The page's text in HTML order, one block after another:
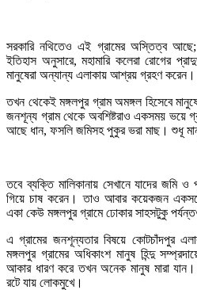
সরকারি নথিতেও এই গ্রামের অস্তিত্ব
ইতিহাস অনুসারে, মহামারি কলেরা রোগের
মানুষেরা অন্যান্য এলাকায় আশ্রয় গ্রহণ করেন।
তখন থেকেই মঙ্গলপুর গ্রাম অমঙ্গল হিসেবে
জনশূন্য গ্রাম থেকে অবশিষ্টরাও একসময় ভয়ে
আছে ধান, ফসলি জমিসহ পুকুর ভরা মাছ। শুধূ
তবে ব্যক্তি মালিকানায় সেখানে যাদের জমি
গিয়ে চাষ করেন। তাও আবার কয়েকজন
একা কেউ মঙ্গলপুর গ্রামে ঢোকার সাহসটুকু
এ গ্রামের জনশূন্যতার বিষয়ে কোটচাঁদপুর
মঙ্গলপুর গ্রামের অধিকাংশ মানুষ হিন্দু
আকার ধারণ করে তখন অনেক মানুষ মারা যান।
রটে যায় লোকমুখে।